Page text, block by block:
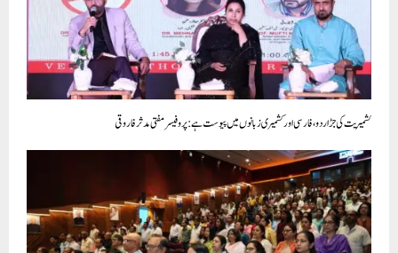
IGNOU Celebrates Six Years of NEP 2020 with ‘Shiksha
Sankalp’ Experts Deliberate on Innovation, AI, Skilling and
Indian Knowledge Systems
Delhi دہلی
مہاراشٹر ایم ای پی کے نعروں سے گونج رہا ہے:سنیتا
by
Paigam Madre Watan 17 جنوری 2024